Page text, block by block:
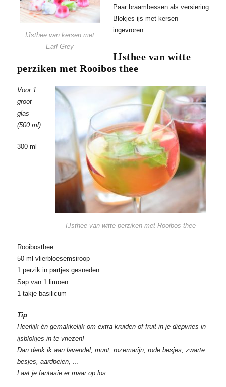
IJsthee van kersen met
Earl Grey
Paar braambessen als versiering
Blokjes ijs met kersen
ingevroren
IJsthee van witte
perziken met Rooibos thee
IJsthee van witte perziken met Rooibos thee
Voor 1
groot
glas
(500 ml)
300 ml
Rooibosthee
50 ml vlierbloesemsiroop
1 perzik in partjes gesneden
Sap van 1 limoen
1 takje basilicum
Tip
Heerlijk én gemakkelijk om extra kruiden of fruit in je diepvries in
ijsblokjes in te vriezen!
Dan denk ik aan lavendel, munt, rozemarijn, rode besjes, zwarte
besjes, aardbeien, …
Laat je fantasie er maar op los